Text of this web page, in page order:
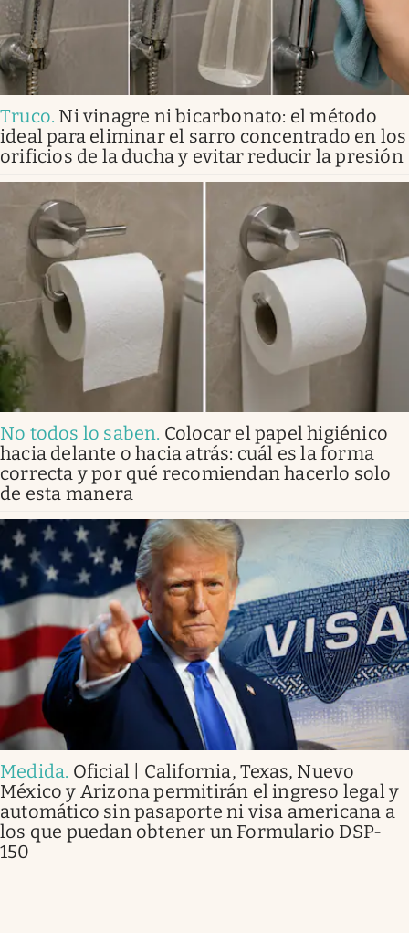
Truco. Ni vinagre ni bicarbonato: el método
ideal para eliminar el sarro concentrado en los
orificios de la ducha y evitar reducir la presión
No todos lo saben. Colocar el papel higiénico
hacia delante o hacia atrás: cuál es la forma
correcta y por qué recomiendan hacerlo solo
de esta manera
Medida. Oficial | California, Texas, Nuevo
México y Arizona permitirán el ingreso legal y
automático sin pasaporte ni visa americana a
los que puedan obtener un Formulario DSP-
150